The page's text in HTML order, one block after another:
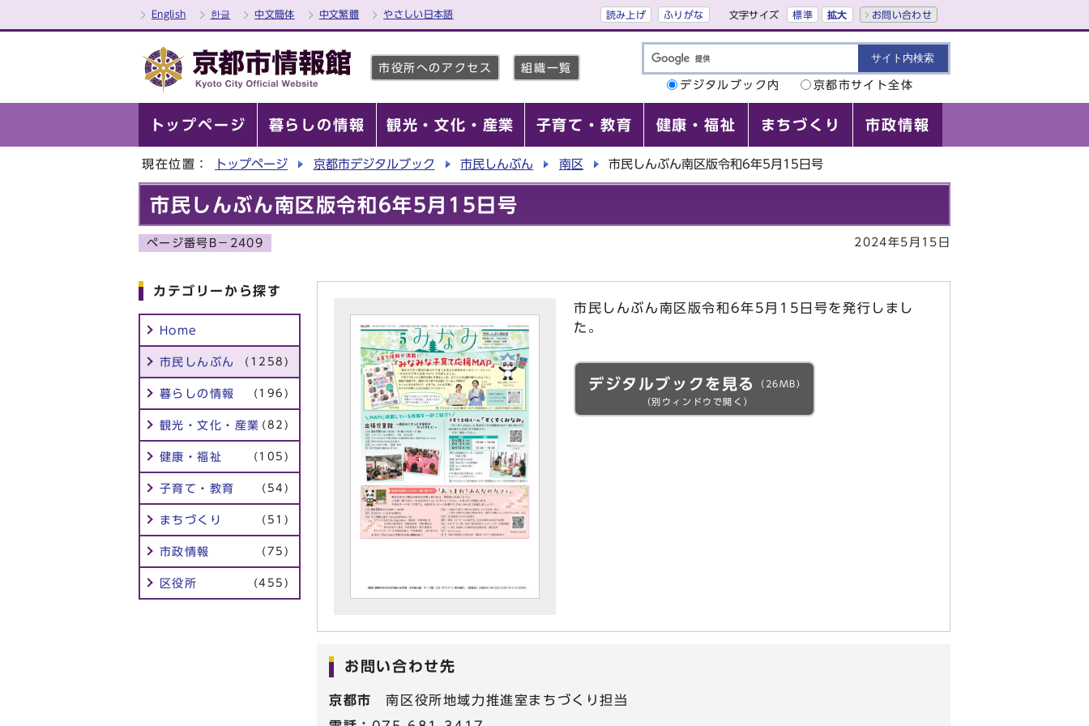
English 한글 中文簡体 中文繁體 やさしい日本語 読み上げ ふりがな 文字サイズ 標準 拡大 お問い合わせ
市役所へのアクセス
組織一覧
デジタルブック内
京都市サイト全体
トップページ 暮らしの情報 観光・文化・産業 子育て・教育 健康・福祉 まちづくり 市政情報
現在位置： トップページ 京都市デジタルブック 市民しんぶん 南区 市民しんぶん南区版令和6年5月15日号
市民しんぶん南区版令和6年5月15日号
ページ番号B－2409 2024年5月15日
カテゴリーから探す
Home
市民しんぶん (1258)
暮らしの情報 (196)
観光・文化・産業 (82)
健康・福祉 (105)
子育て・教育 (54)
まちづくり (51)
市政情報 (75)
区役所 (455)
市民しんぶん南区版令和6年5月15日号を発行しまし
た。
デジタルブックを見る
（26MB）
（別ウィンドウで開く）
お問い合わせ先
京都市
南区役所地域力推進室まちづくり担当